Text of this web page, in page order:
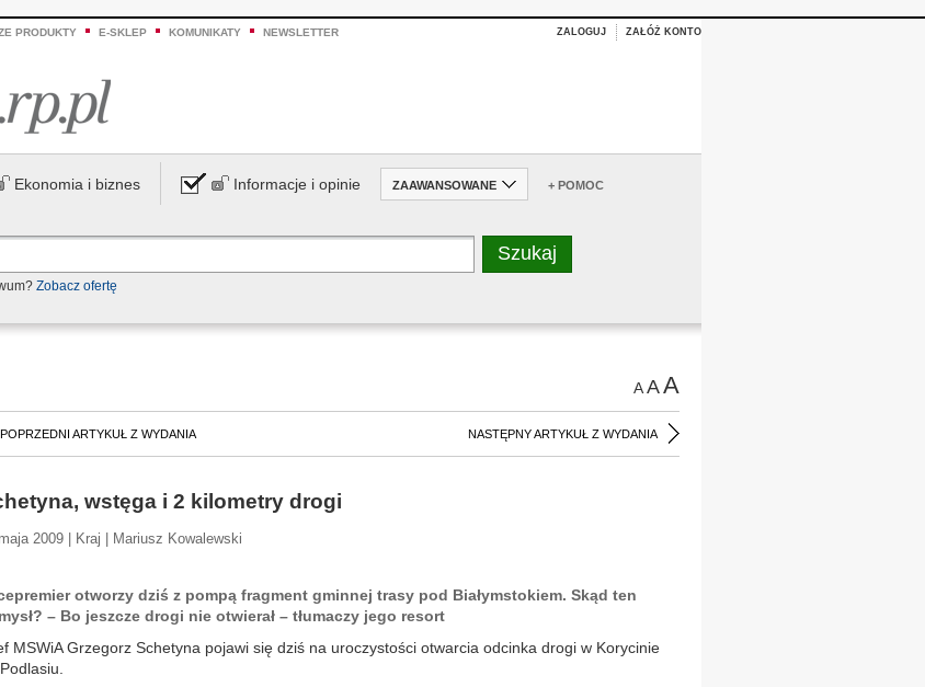
PRODUKTY E-SKLEP KOMUNIKATY NEWSLETTER ZALOGUJ ZAŁÓŻ KONTO
Ekonomia i biznes Informacje i opinie ZAAWANSOWANE + POMOC
Zobacz ofertę
AAA
POPRZEDNI ARTYKUŁ Z WYDANIA NASTĘPNY ARTYKUŁ Z WYDANIA
wstęga i 2 kilometry drogi
2009 | Kraj | Mariusz Kowalewski
otworzy dziś z pompą fragment gminnej trasy pod Białymstokiem. Skąd ten
– Bo jeszcze drogi nie otwierał – tłumaczy jego resort
MSWiA Grzegorz Schetyna pojawi się dziś na uroczystości otwarcia odcinka drogi w Korycinie